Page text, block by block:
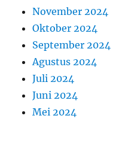
November 2024
Oktober 2024
September 2024
Agustus 2024
Juli 2024
Juni 2024
Mei 2024